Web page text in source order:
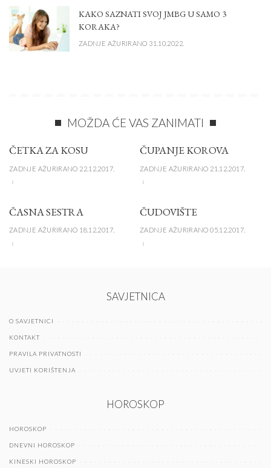
KAKO SAZNATI SVOJ JMBG U SAMO 3
KORAKA?
ZADNJE AŽURIRANO 31.10.2022.
MOŽDA ĆE VAS ZANIMATI
ČETKA ZA KOSU
ZADNJE AŽURIRANO 22.12.2017.
ČUPANJE KOROVA
ZADNJE AŽURIRANO 21.12.2017.
ČASNA SESTRA
ZADNJE AŽURIRANO 18.12.2017.
ČUDOVIŠTE
ZADNJE AŽURIRANO 05.12.2017.
SAVJETNICA
O SAVJETNICI
KONTAKT
PRAVILA PRIVATNOSTI
UVJETI KORIŠTENJA
HOROSKOP
HOROSKOP
DNEVNI HOROSKOP
KINESKI HOROSKOP